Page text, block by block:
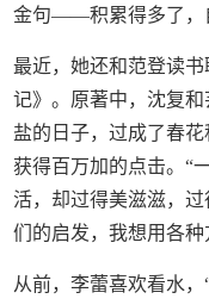
金句——积累得多了，
最近，她还和范登读
记》。原著中，沈复
盐的日子，过成了春
获得百万加的点击。“
活，却过得美滋滋，
们的启发，我想用各
从前，李蕾喜欢看水